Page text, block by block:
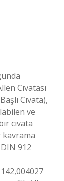
Cıvatası
Cıvata),
ve
cıvata
kavrama
912